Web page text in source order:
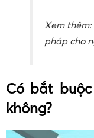
Xem thêm:
pháp cho
Có bắt
không?